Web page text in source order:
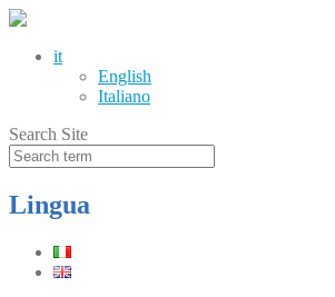
it
English
Italiano
Search Site
Lingua